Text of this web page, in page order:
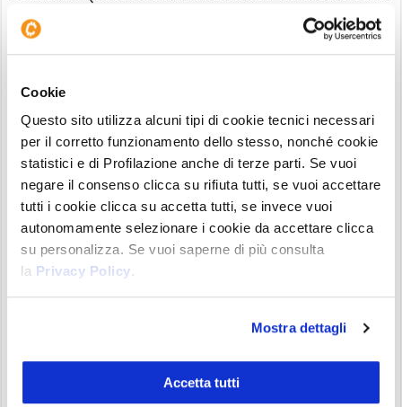
Cookie
Questo sito utilizza alcuni tipi di cookie tecnici necessari
per il corretto funzionamento dello stesso, nonché cookie
statistici e di Profilazione anche di terze parti. Se vuoi
negare il consenso clicca su rifiuta tutti, se vuoi accettare
tutti i cookie clicca su accetta tutti, se invece vuoi
autonomamente selezionare i cookie da accettare clicca
su personalizza. Se vuoi saperne di più consulta
la Privacy Policy.
Mostra dettagli
Accetta tutti
dati della criptovaluta, in quanto di solito gli STH
escono dal mercato durante le discese dei prezzi,
prezzi dai $60.000.
Inoltre, un calo così rapido sottolinea come molti
tra gli investitori che avevano acquistato nel Q4
2025 hanno poi deciso di vendere in preda al
panico nel Q1 2026, o di uscire durante il rimbalzo
del Q2 2026. Qualche giorno fa vi avevamo
spiegato anche il motivo per cui verosimilmente